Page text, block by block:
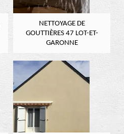
NETTOYAGE DE
GOUTTIÈRES 47 LOT-ET-
GARONNE